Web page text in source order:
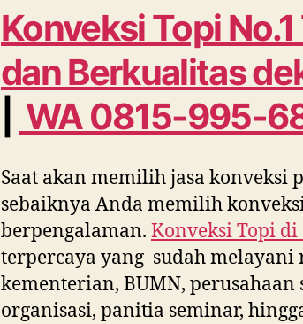
Konveksi Topi
dan Berkualitas
WA 0815-995-
Saat akan memilih jasa konveksi
sebaiknya Anda memilih
berpengalaman. Konveksi Topi di
terpercaya yang sudah melayani
kementerian, BUMN, perusahaan
organisasi, panitia seminar,